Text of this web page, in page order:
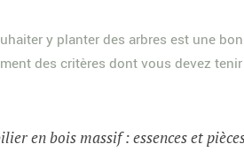
y planter des arbres est une
des critères dont vous devez
en bois massif : essences et